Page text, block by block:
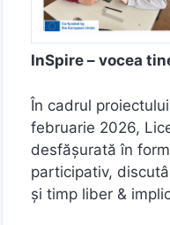
InSpire – vocea
În cadrul
februarie 2026,
desfășurată în
participativ,
și timp liber &